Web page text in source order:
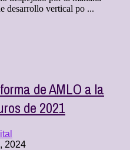
desarrollo vertical po ...
de AMLO a la
de 2021
2024